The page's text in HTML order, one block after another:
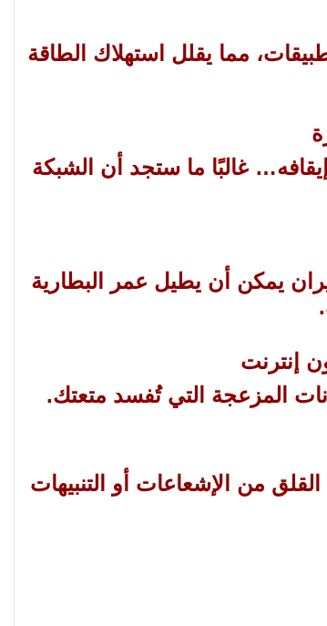
مما يقلل استهلاك الطاقة
غالبًا ما ستجد أن الشبكة
يمكن أن يطيل عمر البطارية
المزعجة التي تُفسد متعتك.
من الإشعاعات أو التنبيهات